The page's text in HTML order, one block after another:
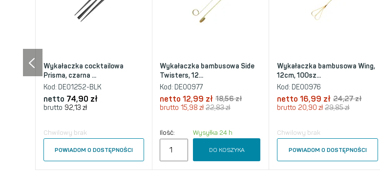
Wykałaczka cocktailowa
Prisma, czarna ...
Kod: DE01252-BLK
netto 74,90 zł
brutto 92,13 zł
Chwilowy brak
POWIADOM O DOSTĘPNOŚCI
Wykałaczka bambusowa Side
Twisters, 12...
Kod: DE00977
netto 12,99 zł 18,56 zł
brutto 15,98 zł22,83 zł
Ilość: Wysyłka 24 h
DO KOSZYKA
Wykałaczka bambusowa Wing,
12cm, 100sz...
Kod: DE00976
netto 16,99 zł 24,27 zł
brutto 20,90 zł29,85 zł
Chwilowy brak
POWIADOM O DOSTĘPNOŚCI